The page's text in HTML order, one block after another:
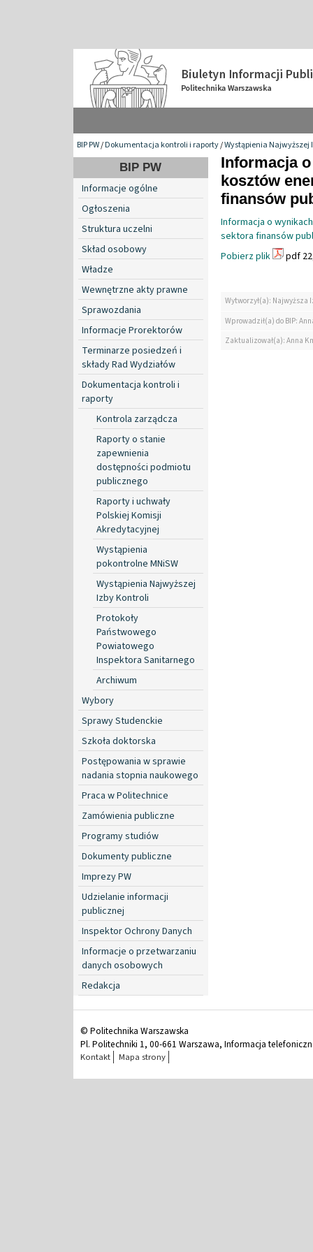
BIP PW/Dokumentacja kontroli i raporty/Wystąpienia Najwyższej
BIP PW
Informacje ogólne
Ogłoszenia
Struktura uczelni
Skład osobowy
Władze
Wewnętrzne akty prawne
Sprawozdania
Informacje Prorektorów
Terminarze posiedzeń i
składy Rad Wydziałów
Dokumentacja kontroli i
raporty
Kontrola zarządcza
Raporty o stanie
zapewnienia
dostępności podmiotu
publicznego
Raporty i uchwały
Polskiej Komisji
Akredytacyjnej
Wystąpienia
pokontrolne MNiSW
Wystąpienia Najwyższej
Izby Kontroli
Protokoły
Państwowego
Powiatowego
Inspektora Sanitarnego
Archiwum
Wybory
Sprawy Studenckie
Szkoła doktorska
Postępowania w sprawie
nadania stopnia naukowego
Praca w Politechnice
Zamówienia publiczne
Programy studiów
Dokumenty publiczne
Imprezy PW
Udzielanie informacji
publicznej
Inspektor Ochrony Danych
Informacje o przetwarzaniu
danych osobowych
Redakcja
Informacja
kosztów
finansów
Informacja o
sektora finansów
Pobierz plik
pdf
Wytworzył(a): Najwyższa
Wprowadził(a) do BIP:
Zaktualizował(a): Anna
© Politechnika Warszawska
Pl. Politechniki 1, 00-661 Warszawa, Informacja
Kontakt Mapa strony